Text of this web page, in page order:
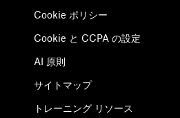
Cookie ポリシー
Cookie と CCPA の設定
AI 原則
サイトマップ
トレーニング リソース